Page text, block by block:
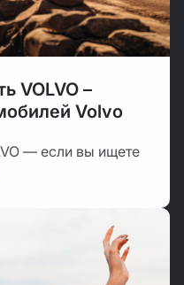
VOLVO –
Volvo
— если вы ищете